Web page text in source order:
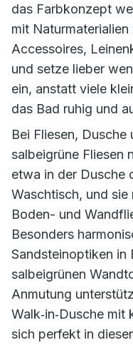
das Farbkonzept
mit
Accessoires,
und setze lieber
ein, anstatt viele
das Bad ruhig und
Bei Fliesen,
salbeigrüne Fliesen
etwa in der Dusche
Waschtisch, und
Boden- und
Besonders
Sandsteinoptiken in
salbeigrünen
Anmutung
Walk‑in‑Dusche
sich perfekt in